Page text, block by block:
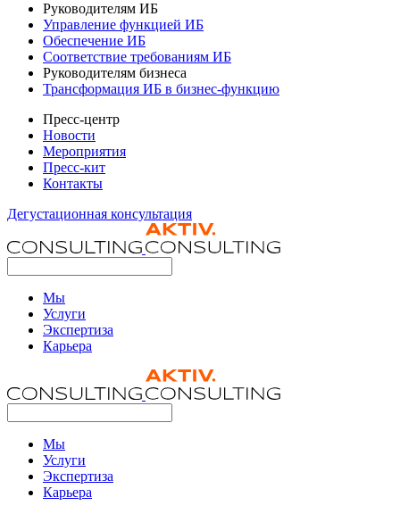
Руководителям ИБ
Управление функцией ИБ
Обеспечение ИБ
Соответствие требованиям ИБ
Руководителям бизнеса
Трансформация ИБ в бизнес-функцию
Пресс-центр
Новости
Мероприятия
Пресс-кит
Контакты
Дегустационная консультация
Мы
Услуги
Экспертиза
Карьера
Мы
Услуги
Экспертиза
Карьера